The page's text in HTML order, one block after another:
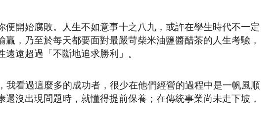
開始腐敗。人生不如意事十之八九，或許在學生時代不一定
，乃至於每天都要面對最嚴苛柴米油鹽醬醋茶的人生考驗，
遠超過「不斷地追求勝利」。
看過這麼多的成功者，很少在他們經營的過程中是一帆風順
沒出現問題時，就懂得提前保養；在傳統事業尚未走下坡，